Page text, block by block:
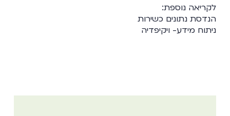
לקריאה נוספת:
הנדסת נתונים כשירות
ניתוח מידע- ויקיפדיה